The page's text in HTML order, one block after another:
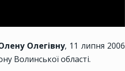
Олегівну, 11 липня 2006
Волинської області.